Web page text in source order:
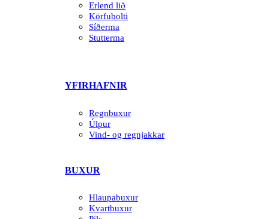
Erlend lið
Körfubolti
Síðerma
Stutterma
YFIRHAFNIR
Regnbuxur
Úlpur
Vind- og regnjakkar
BUXUR
Hlaupabuxur
Kvartbuxur